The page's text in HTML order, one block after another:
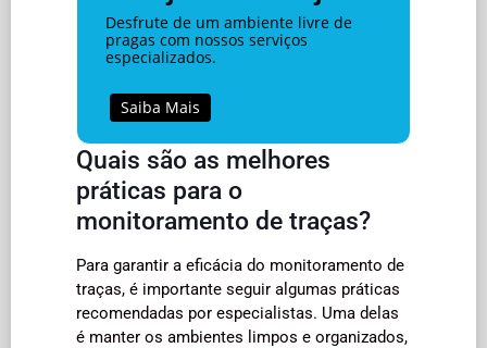
Desfrute de um ambiente livre de
pragas com nossos serviços
especializados.
Saiba Mais
Quais são as melhores
práticas para o
monitoramento de traças?
Para garantir a eficácia do monitoramento de
traças, é importante seguir algumas práticas
recomendadas por especialistas. Uma delas
é manter os ambientes limpos e organizados,